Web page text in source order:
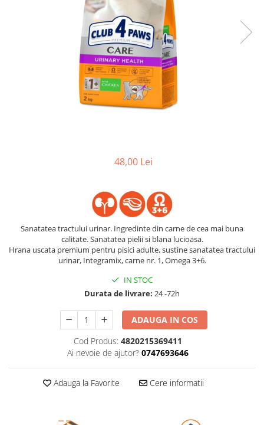
48,00 Lei
Sanatatea tractului urinar. Ingredinte din carne de cea mai buna
calitate. Sanatatea pielii si blana lucioasa.
Hrana uscata premium pentru pisici adulte, sustine sanatatea tractului
urinar, Integramix, carne nr. 1, Omega 3+6.
IN STOC
Durata de livrare: 24 -72h
ADAUGA IN COS
Cod Produs: 4820215369411
Ai nevoie de ajutor? 0747693646
Adauga la Favorite Cere informatii